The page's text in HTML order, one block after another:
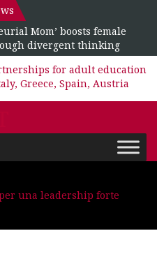
Mom’ boosts female
divergent thinking
for adult education
Greece, Spain, Austria
una leadership forte